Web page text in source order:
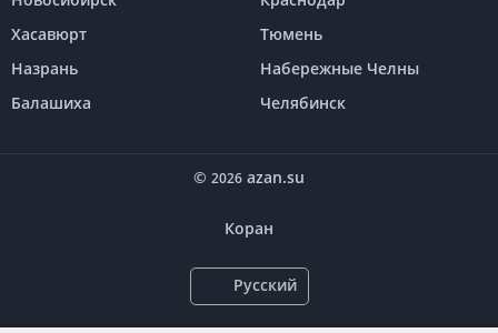
Хасавюрт
Тюмень
Назрань
Набережные Челны
Балашиха
Челябинск
© 2026 azan.su
Коран
Русский